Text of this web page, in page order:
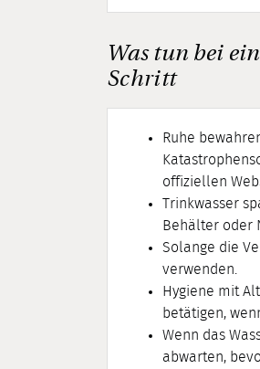
Was tun bei
Schritt
Ruhe
offiziellen
Trinkwasser
Behälter oder
Solange die
verwenden.
Hygiene mit
betätigen,
Wenn das
abwarten,